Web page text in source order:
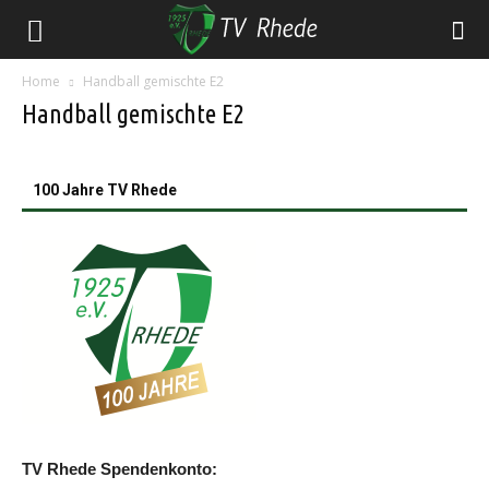
Home Handball gemischte E2
Handball gemischte E2
100 Jahre TV Rhede
TV Rhede Spendenkonto: